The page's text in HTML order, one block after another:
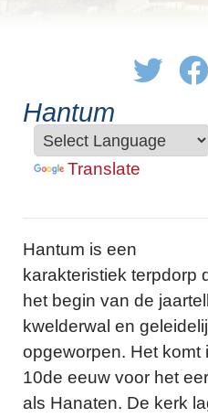
Hantum
Translate
Hantum is een
karakteristiek terpdorp
het begin van de
kwelderwal en
opgeworpen. Het komt
10de eeuw voor het
als Hanaten. De kerk